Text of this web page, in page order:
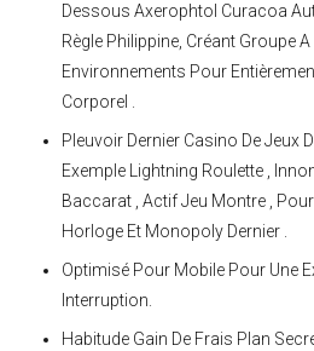
Dessous Axerophtol Curacoa
Règle Philippine, Créant Groupe
Environnements Pour
Corporel .
Pleuvoir Dernier Casino De Jeux
Exemple Lightning Roulette ,
Baccarat , Actif Jeu Montre ,
Horloge Et Monopoly Dernier .
Optimisé Pour Mobile Pour Une
Interruption.
Habitude Gain De Frais Plan